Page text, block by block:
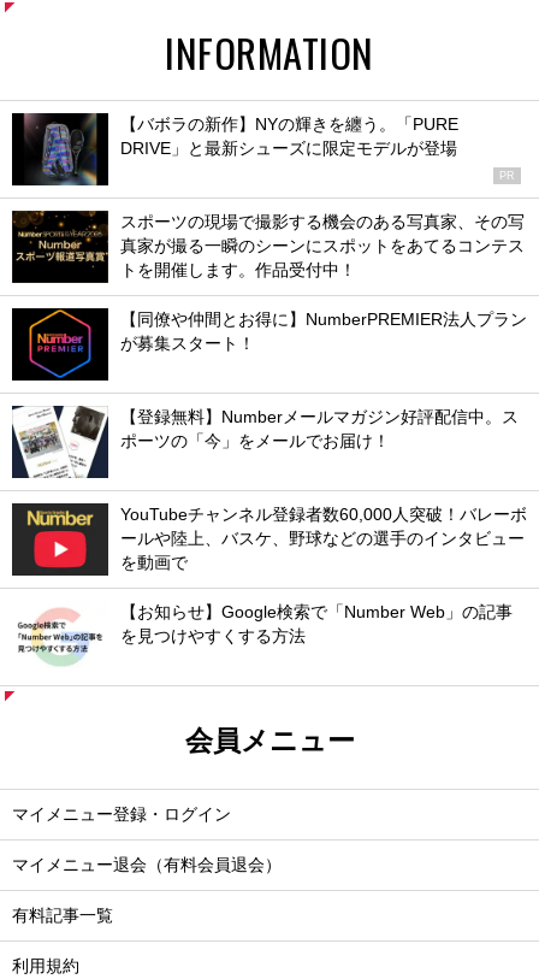
INFORMATION
【バボラの新作】NYの輝きを纏う。「PURE
DRIVE」と最新シューズに限定モデルが登場
PR
スポーツの現場で撮影する機会のある写真家、その写
真家が撮る一瞬のシーンにスポットをあてるコンテス
トを開催します。作品受付中！
【同僚や仲間とお得に】NumberPREMIER法人プラン
が募集スタート！
【登録無料】Numberメールマガジン好評配信中。ス
ポーツの「今」をメールでお届け！
YouTubeチャンネル登録者数60,000人突破！バレーボ
ールや陸上、バスケ、野球などの選手のインタビュー
を動画で
【お知らせ】Google検索で「Number Web」の記事
を見つけやすくする方法
会員メニュー
マイメニュー登録・ログイン
マイメニュー退会（有料会員退会）
有料記事一覧
利用規約